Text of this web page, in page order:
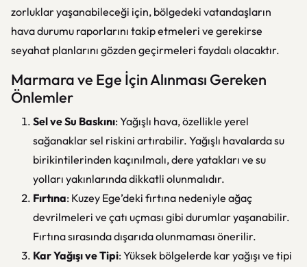
zorluklar yaşanabileceği için, bölgedeki vatandaşların
hava durumu raporlarını takip etmeleri ve gerekirse
seyahat planlarını gözden geçirmeleri faydalı olacaktır.
Marmara ve Ege İçin Alınması Gereken
Önlemler
Sel ve Su Baskını: Yağışlı hava, özellikle yerel
sağanaklar sel riskini artırabilir. Yağışlı havalarda su
birikintilerinden kaçınılmalı, dere yatakları ve su
yolları yakınlarında dikkatli olunmalıdır.
Fırtına: Kuzey Ege’deki fırtına nedeniyle ağaç
devrilmeleri ve çatı uçması gibi durumlar yaşanabilir.
Fırtına sırasında dışarıda olunmaması önerilir.
Kar Yağışı ve Tipi: Yüksek bölgelerde kar yağışı ve tipi